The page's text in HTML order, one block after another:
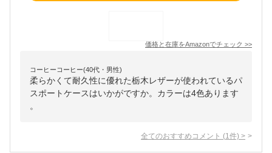
価格と在庫をAmazonでチェック >>
コーヒーコーヒー(40代・男性)
柔らかくて耐久性に優れた栃木レザーが使われているパ
スポートケースはいかがですか。カラーは4色あります
。
全てのおすすめコメント (1 件) >